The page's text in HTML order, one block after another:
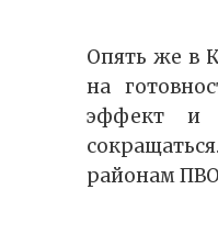
Опять же в
на
эффект и
районам